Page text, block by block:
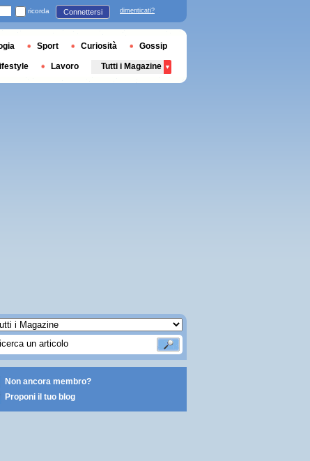
Non ancora membro?
Proponi il tuo blog
ricorda Connettersi dimenticati?
Sport Curiosità Gossip
Lavoro Tutti i Magazine